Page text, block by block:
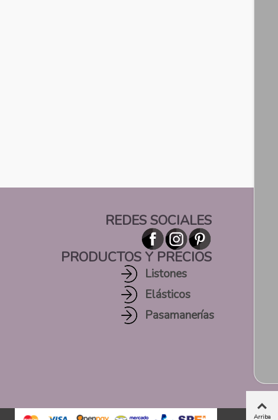
REDES SOCIALES
PRODUCTOS Y PRECIOS
Listones
Elásticos
Pasamanerías
Arriba